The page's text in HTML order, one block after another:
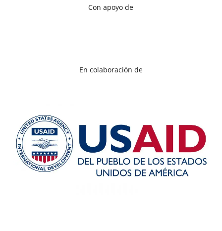
Con apoyo de
En colaboración de